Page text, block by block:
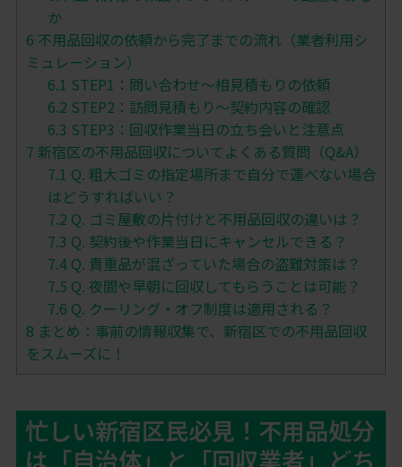
か
6 不用品回収の依頼から完了までの流れ（業者利用シ
ミュレーション）
6.1 STEP1：問い合わせ〜相見積もりの依頼
6.2 STEP2：訪問見積もり〜契約内容の確認
6.3 STEP3：回収作業当日の立ち会いと注意点
7 新宿区の不用品回収についてよくある質問（Q&A）
7.1 Q. 粗大ゴミの指定場所まで自分で運べない場合
はどうすればいい？
7.2 Q. ゴミ屋敷の片付けと不用品回収の違いは？
7.3 Q. 契約後や作業当日にキャンセルできる？
7.4 Q. 貴重品が混ざっていた場合の盗難対策は？
7.5 Q. 夜間や早朝に回収してもらうことは可能？
7.6 Q. クーリング・オフ制度は適用される？
8 まとめ：事前の情報収集で、新宿区での不用品回収
をスムーズに！
忙しい新宿区民必見！不用品処分
は「自治体」と「回収業者」どち